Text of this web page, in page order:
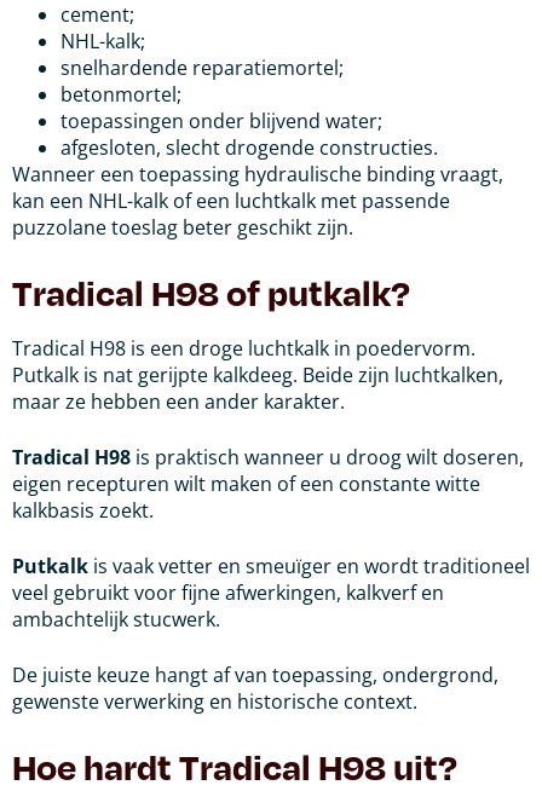
cement;
NHL-kalk;
snelhardende reparatiemortel;
betonmortel;
toepassingen onder blijvend water;
afgesloten, slecht drogende constructies.
Wanneer een toepassing hydraulische binding vraagt,
kan een NHL-kalk of een luchtkalk met passende
puzzolane toeslag beter geschikt zijn.
Tradical H98 of putkalk?
Tradical H98 is een droge luchtkalk in poedervorm.
Putkalk is nat gerijpte kalkdeeg. Beide zijn luchtkalken,
maar ze hebben een ander karakter.
Tradical H98 is praktisch wanneer u droog wilt doseren,
eigen recepturen wilt maken of een constante witte
kalkbasis zoekt.
Putkalk is vaak vetter en smeuïger en wordt traditioneel
veel gebruikt voor fijne afwerkingen, kalkverf en
ambachtelijk stucwerk.
De juiste keuze hangt af van toepassing, ondergrond,
gewenste verwerking en historische context.
Hoe hardt Tradical H98 uit?